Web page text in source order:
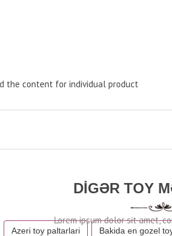
the content for individual product
DIGƏR TOY
Azeri toy paltarlari Bakida en gozel